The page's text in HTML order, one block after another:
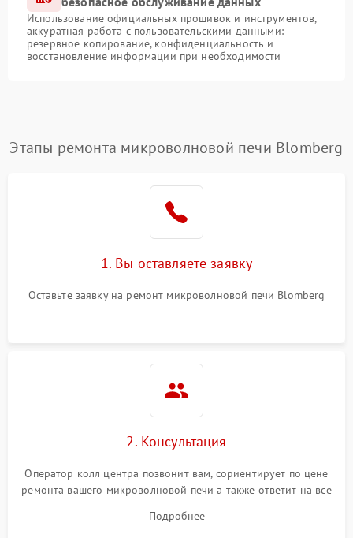
Использование официальных прошивок и инструментов,
аккуратная работа с пользовательскими данными:
резервное копирование, конфиденциальность и
восстановление информации при необходимости
Этапы ремонта микроволновой печи Blomberg
1. Вы оставляете заявку
Оставьте заявку на ремонт микроволновой печи Blomberg
2. Консультация
Оператор колл центра позвонит вам, сориентирует по цене
ремонта вашего микроволновой печи а также ответит на все
Подробнее